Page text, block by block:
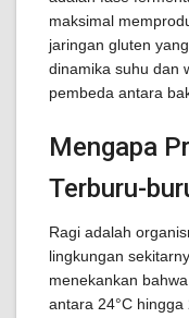
maksimal
jaringan gluten
dinamika suhu dan
pembeda antara
Mengapa
Terburu-
Ragi adalah
lingkungan
menekankan
antara 24°C